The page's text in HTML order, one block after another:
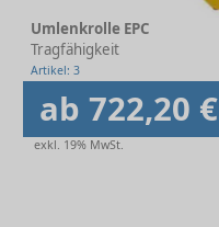
Umlenkrolle EPC
Tragfähigkeit
Artikel: 3
ab 722,20 €
exkl. 19% MwSt.